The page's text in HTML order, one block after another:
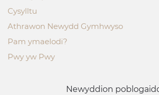
Cysylltu
Athrawon Newydd Gymhwyso
Pam ymaelodi?
Pwy yw Pwy
Newyddion